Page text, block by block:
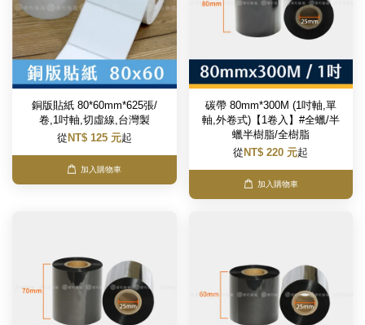
銅版貼紙 80*60mm*625張/
卷,1吋軸,切虛線,台灣製
從 NT$ 125 元起
加入購物車
碳帶 80mm*300M (1吋軸,單
軸,外卷式)【1卷入】#全蠟/半
蠟半樹脂/全樹脂
從 NT$ 220 元起
加入購物車